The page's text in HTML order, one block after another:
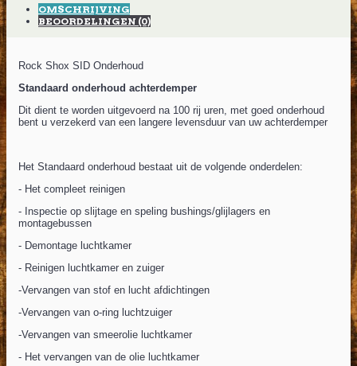
OMSCHRIJVING
BEOORDELINGEN (0)
Rock Shox SID Onderhoud
Standaard onderhoud achterdemper
Dit dient te worden uitgevoerd na 100 rij uren, met goed onderhoud
bent u verzekerd van een langere levensduur van uw achterdemper
Het Standaard onderhoud bestaat uit de volgende onderdelen:
- Het compleet reinigen
- Inspectie op slijtage en speling bushings/glijlagers en
montagebussen
- Demontage luchtkamer
- Reinigen luchtkamer en zuiger
-Vervangen van stof en lucht afdichtingen
-Vervangen van o-ring luchtzuiger
-Vervangen van smeerolie luchtkamer
- Het vervangen van de olie luchtkamer